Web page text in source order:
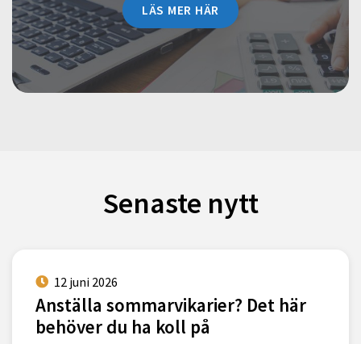
LÄS MER HÄR
Senaste nytt
12 juni 2026
Anställa sommarvikarier? Det här
behöver du ha koll på